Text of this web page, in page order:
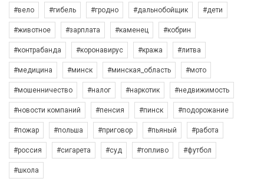
#вело #гибель #гродно #дальнобойщик #дети
#животное #зарплата #каменец #кобрин
#контрабанда #коронавирус #кража #литва
#медицина #минск #минская_область #мото
#мошенничество #налог #наркотик #недвижимость
#новости компаний #пенсия #пинск #подорожание
#пожар #польша #приговор #пьяный #работа
#россия #сигарета #суд #топливо #футбол
#школа